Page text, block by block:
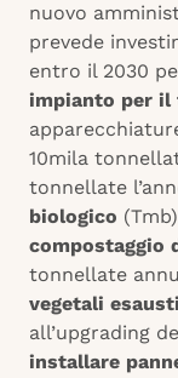
nuovo
prevede
entro il 2030
impianto per il
10mila
tonnellate
biologico
compostaggio
tonnellate
vegetali esausti
all’upgrading
installare